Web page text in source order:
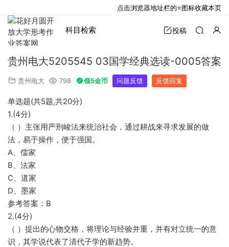
科目检索 投稿
贵州电大5205545 03国学经典选读-0005答案
贵州电大 798 领5金币 问题反馈 反馈回复
单选题(共5题,共20分)
1.(4分)
（ ）主张用严刑峻法来统治社会，通过耕战来寻求发展的做
法，易于操作，便于强国。
A、儒家
B、法家
C、道家
D、墨家
参考答案：B
2.(4分)
（ ）提出的心物交格，将理论与经验并重，并有对立统一的意
识，其学说代表了清代子学的新趋势。
点击浏览器地址栏的⭐图标收藏本页